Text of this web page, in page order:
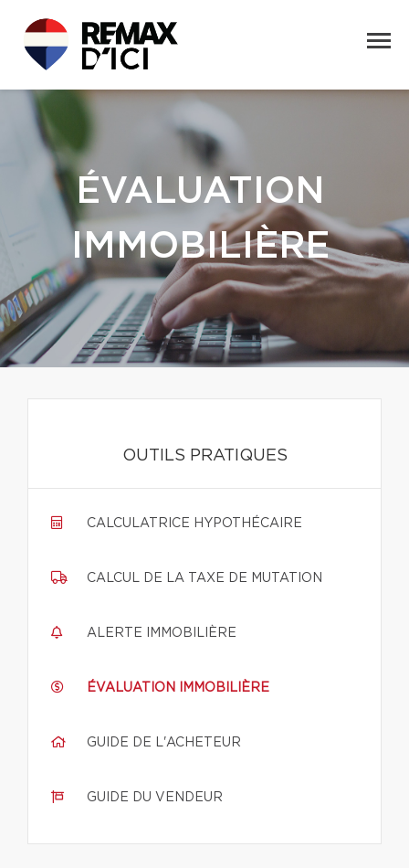
ÉVALUATION
IMMOBILIÈRE
OUTILS PRATIQUES
CALCULATRICE HYPOTHÉCAIRE
CALCUL DE LA TAXE DE MUTATION
ALERTE IMMOBILIÈRE
ÉVALUATION IMMOBILIÈRE
GUIDE DE L'ACHETEUR
GUIDE DU VENDEUR